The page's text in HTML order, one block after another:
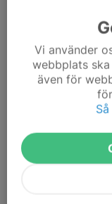
Fotbollsskolan
Ingen
1
Beslutet grundar sig
personal med
verksamheten på det
Vi använder
webbplats
även för